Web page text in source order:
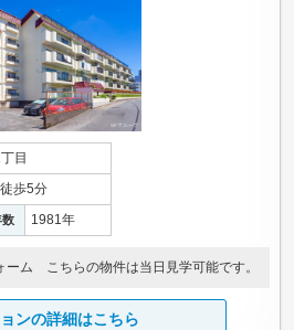
目
歩5分
数 1981年
ム こちらの物件は当日見学可能です。
ンの詳細はこちら